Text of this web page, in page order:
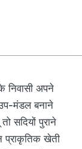
निवासी अपने
मंडल बनाने
सदियों पुराने
प्राकृतिक खेती